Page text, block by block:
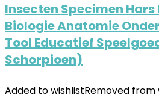
Insecten Specimen
Biologie Anatomie
Tool Educatief
Schorpioen)
Added to wishlistRemoved from